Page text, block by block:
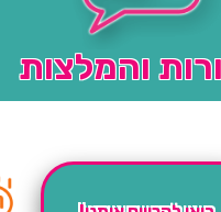
והמלצות